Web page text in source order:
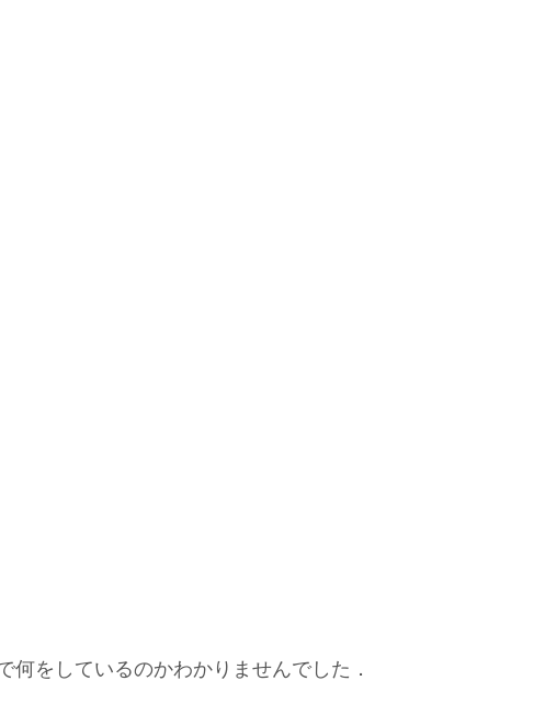
をしているのかわかりませんでした．